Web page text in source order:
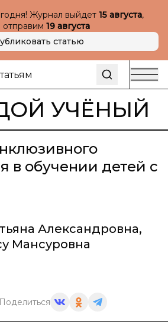
Журнал выйдет 15 августа,
отправим 19 августа
статью
УЧЁНЫЙ
в обучении детей с
Александровна,
Мансуровна
Поделиться